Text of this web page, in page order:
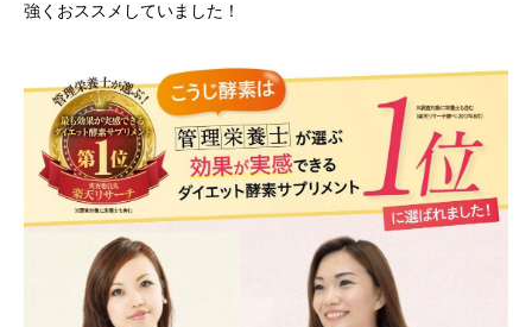
強くおススメしていました！